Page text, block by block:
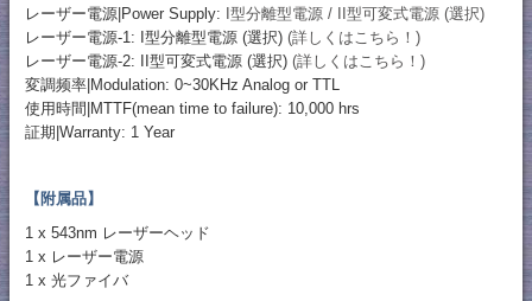
レーザー電源|Power Supply: I型分離型電源 / II型可変式電源 (選択)
レーザー電源-1: I型分離型電源 (選択) (詳しくはこちら！)
レーザー電源-2: II型可変式電源 (選択) (詳しくはこちら！)
変調频率|Modulation: 0~30KHz Analog or TTL
使用時間|MTTF(mean time to failure): 10,000 hrs
証期|Warranty: 1 Year
【附属品】
1 x 543nm レーザーヘッド
1 x レーザー電源
1 x 光ファイバ